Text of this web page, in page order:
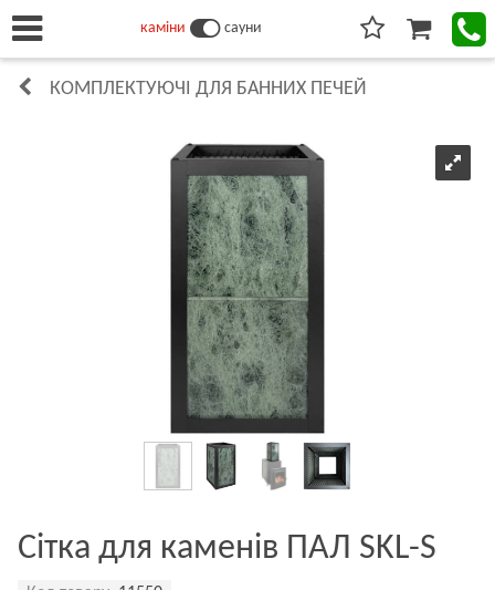
каміни сауни
КОМПЛЕКТУЮЧІ ДЛЯ БАННИХ ПЕЧЕЙ
Сітка для каменів ПАЛ SKL-S